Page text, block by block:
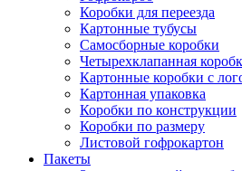
Коробки для переезда
Картонные тубусы
Самосборные коробки
Четырехклапанная
Картонные коробки с
Картонная упаковка
Коробки по конструкции
Коробки по размеру
Листовой гофрокартон
Пакеты